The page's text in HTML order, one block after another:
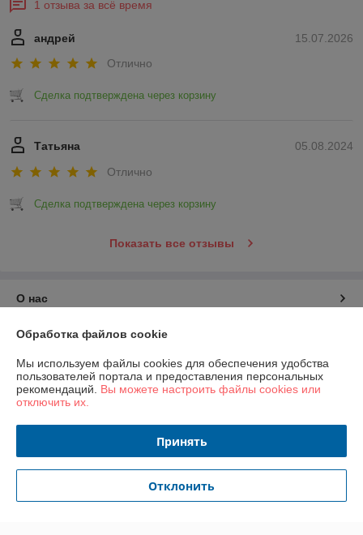
1 отзыва за всё время
15.07.2026
андрей
Отлично
Сделка подтверждена через корзину
05.08.2024
Татьяна
Отлично
Сделка подтверждена через корзину
Показать все отзывы
О нас
Контакты
Доставка и оплата
Политика обработки cookies
Обработка файлов cookie
Мы используем файлы cookies для обеспечения удобства
пользователей портала и предоставления персональных
рекомендаций. Вы можете настроить файлы cookies или
отключить их.
Принять
Отклонить